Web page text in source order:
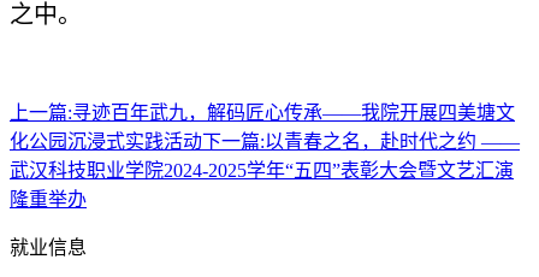
之中。
上一篇:寻迹百年武九，解码匠心传承——我院开展四美塘文
化公园沉浸式实践活动下一篇:以青春之名，赴时代之约 ——
武汉科技职业学院2024-2025学年“五四”表彰大会暨文艺汇演
隆重举办
就业信息